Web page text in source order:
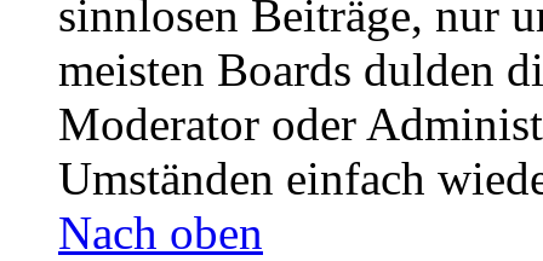
sinnlosen Beiträge, nur
meisten Boards dulden
Moderator oder
Umständen einfach
Nach oben